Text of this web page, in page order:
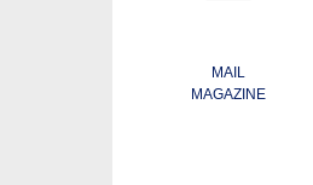
MAIL
MAGAZINE